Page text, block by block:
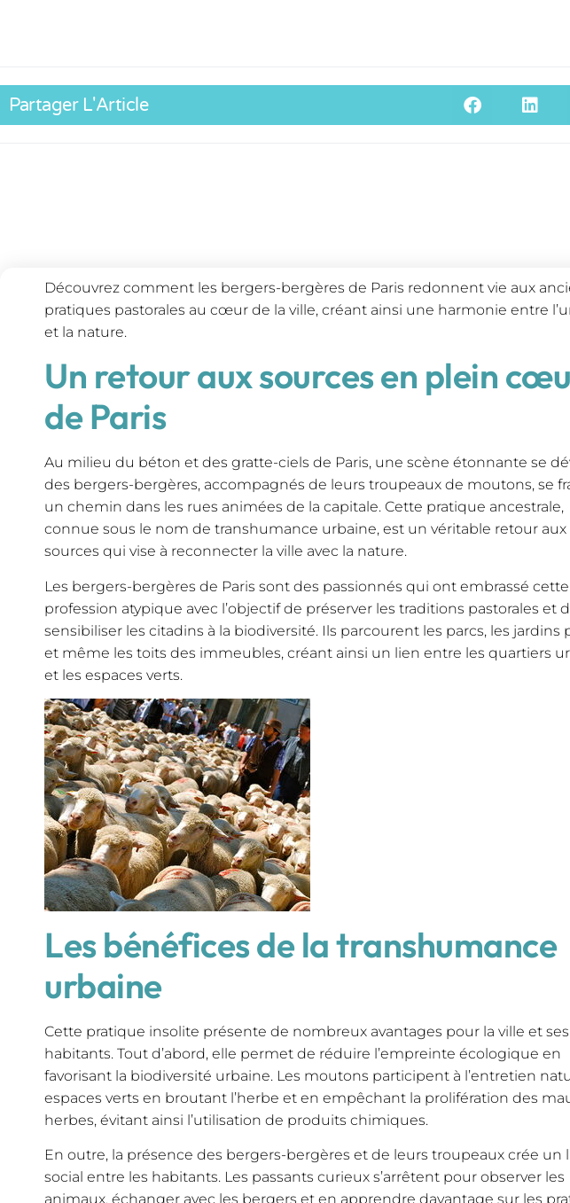
Partager L'Article
Découvrez comment les bergers-bergères de Paris redonnent vie aux
pratiques pastorales au cœur de la ville, créant ainsi une harmonie entre
et la nature.
Un retour aux sources en plein
de Paris
Au milieu du béton et des gratte-ciels de Paris, une scène étonnante se
des bergers-bergères, accompagnés de leurs troupeaux de moutons, se
un chemin dans les rues animées de la capitale. Cette pratique ancestrale,
connue sous le nom de transhumance urbaine, est un véritable retour aux
sources qui vise à reconnecter la ville avec la nature.
Les bergers-bergères de Paris sont des passionnés qui ont embrassé cette
profession atypique avec l’objectif de préserver les traditions pastorales et
sensibiliser les citadins à la biodiversité. Ils parcourent les parcs, les jardins
et même les toits des immeubles, créant ainsi un lien entre les quartiers
et les espaces verts.
Les bénéfices de la transhumance
urbaine
Cette pratique insolite présente de nombreux avantages pour la ville et ses
habitants. Tout d’abord, elle permet de réduire l’empreinte écologique en
favorisant la biodiversité urbaine. Les moutons participent à l’entretien
espaces verts en broutant l’herbe et en empêchant la prolifération des
herbes, évitant ainsi l’utilisation de produits chimiques.
En outre, la présence des bergers-bergères et de leurs troupeaux crée un
social entre les habitants. Les passants curieux s’arrêtent pour observer les
animaux, échanger avec les bergers et en apprendre davantage sur les